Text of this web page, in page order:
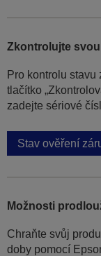
Zkontrolujte
Pro kontrolu
tlačítko
zadejte sériové
Stav ověření
Možnosti
Chraňte svůj
doby pomocí